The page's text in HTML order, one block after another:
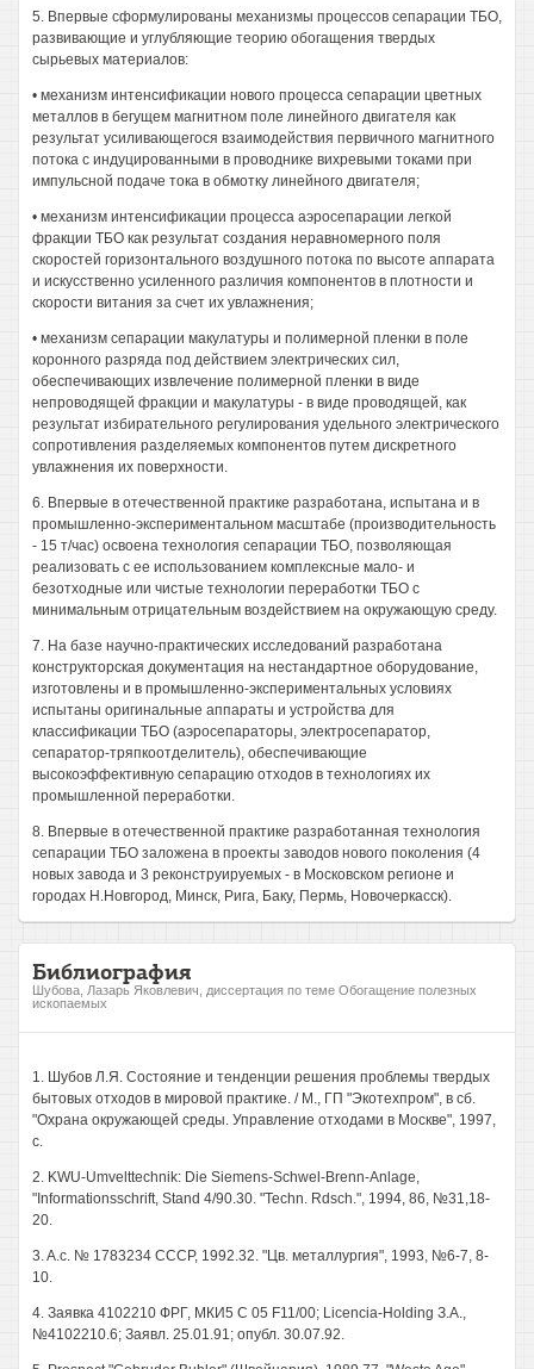
5. Впервые сформулированы механизмы процессов сепарации ТБО,
развивающие и углубляющие теорию обогащения твердых
сырьевых материалов:
• механизм интенсификации нового процесса сепарации цветных
металлов в бегущем магнитном поле линейного двигателя как
результат усиливающегося взаимодействия первичного магнитного
потока с индуцированными в проводнике вихревыми токами при
импульсной подаче тока в обмотку линейного двигателя;
• механизм интенсификации процесса аэросепарации легкой
фракции ТБО как результат создания неравномерного поля
скоростей горизонтального воздушного потока по высоте аппарата
и искусственно усиленного различия компонентов в плотности и
скорости витания за счет их увлажнения;
• механизм сепарации макулатуры и полимерной пленки в поле
коронного разряда под действием электрических сил,
обеспечивающих извлечение полимерной пленки в виде
непроводящей фракции и макулатуры - в виде проводящей, как
результат избирательного регулирования удельного электрического
сопротивления разделяемых компонентов путем дискретного
увлажнения их поверхности.
6. Впервые в отечественной практике разработана, испытана и в
промышленно-экспериментальном масштабе (производительность
- 15 т/час) освоена технология сепарации ТБО, позволяющая
реализовать с ее использованием комплексные мало- и
безотходные или чистые технологии переработки ТБО с
минимальным отрицательным воздействием на окружающую среду.
7. На базе научно-практических исследований разработана
конструкторская документация на нестандартное оборудование,
изготовлены и в промышленно-экспериментальных условиях
испытаны оригинальные аппараты и устройства для
классификации ТБО (аэросепараторы, электросепаратор,
сепаратор-тряпкоотделитель), обеспечивающие
высокоэффективную сепарацию отходов в технологиях их
промышленной переработки.
8. Впервые в отечественной практике разработанная технология
сепарации ТБО заложена в проекты заводов нового поколения (4
новых завода и 3 реконструируемых - в Московском регионе и
городах Н.Новгород, Минск, Рига, Баку, Пермь, Новочеркасск).
Библиография
Шубова, Лазарь Яковлевич, диссертация по теме Обогащение полезных
ископаемых
1. Шубов Л.Я. Состояние и тенденции решения проблемы твердых
бытовых отходов в мировой практике. / М., ГП "Экотехпром", в сб.
"Охрана окружающей среды. Управление отходами в Москве", 1997,
с.
2. KWU-Umvelttechnik: Die Siemens-Schwel-Brenn-Anlage,
"Informationsschrift, Stand 4/90.30. "Techn. Rdsch.", 1994, 86, №31,18-
20.
3. A.c. № 1783234 СССР, 1992.32. "Цв. металлургия", 1993, №6-7, 8-
10.
4. Заявка 4102210 ФРГ, МКИ5 С 05 F11/00; Licencia-Holding З.А.,
№4102210.6; Заявл. 25.01.91; опубл. 30.07.92.